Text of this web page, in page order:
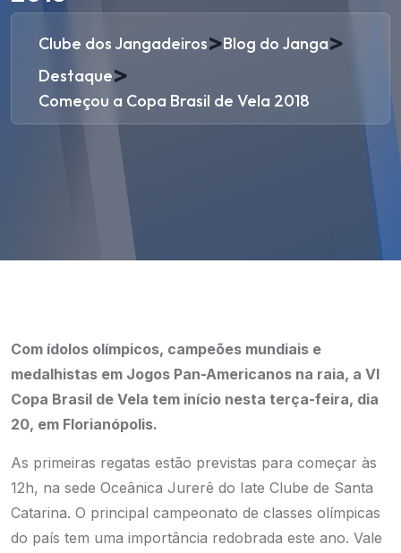
Clube dos Jangadeiros>Blog do Janga>
Destaque>
Começou a Copa Brasil de Vela 2018
Com ídolos olímpicos, campeões mundiais e
medalhistas em Jogos Pan-Americanos na raia, a VI
Copa Brasil de Vela tem início nesta terça-feira, dia
20, em Florianópolis.
As primeiras regatas estão previstas para começar às
12h, na sede Oceânica Jurerê do Iate Clube de Santa
Catarina. O principal campeonato de classes olímpicas
do país tem uma importância redobrada este ano. Vale